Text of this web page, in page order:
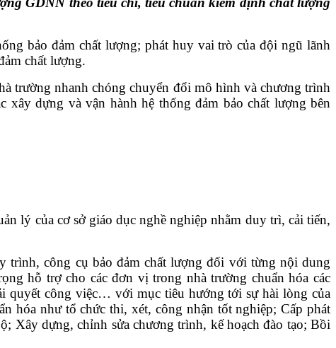
bảo đảm chất lượng; phát huy vai trò của đội ngũ lãnh
chất lượng.
trường nhanh chóng chuyển đổi mô hình và chương trình
dựng và vận hành hệ thống đảm bảo chất lượng bên
lý của cơ sở giáo dục nghề nghiệp nhằm duy trì, cải tiến,
trình, công cụ bảo đảm chất lượng đối với từng nội dung
hỗ trợ cho các đơn vị trong nhà trường chuẩn hóa các
quyết công việc… với mục tiêu hướng tới sự hài lòng của
hóa như tổ chức thi, xét, công nhận tốt nghiệp; Cấp phát
Xây dựng, chỉnh sửa chương trình, kế hoạch đào tạo; Bồi